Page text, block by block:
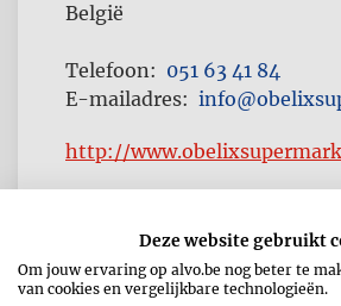
België
Telefoon
051 63 41 84
E-mailadres
http://
Deze website gebruikt
Om jouw ervaring op alvo.be nog beter te
van cookies en vergelijkbare technologieën.